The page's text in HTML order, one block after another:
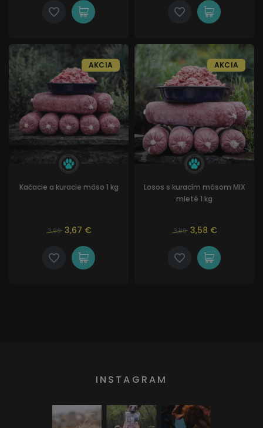
Kačacie a kuracie mäso 1 kg
3,99 3,67 €
AKCIA
Losos s kuracím mäsom MIX
mleté 1 kg
3,89 3,58 €
AKCIA
INSTAGRAM